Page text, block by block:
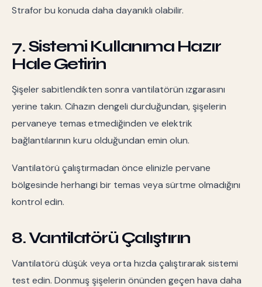
Strafor bu konuda daha dayanıklı olabilir.
7. Sistemi Kullanıma Hazır
Hale Getirin
Şişeler sabitlendikten sonra vantilatörün ızgarasını
yerine takın. Cihazın dengeli durduğundan, şişelerin
pervaneye temas etmediğinden ve elektrik
bağlantılarının kuru olduğundan emin olun.
Vantilatörü çalıştırmadan önce elinizle pervane
bölgesinde herhangi bir temas veya sürtme olmadığını
kontrol edin.
8. Vantilatörü Çalıştırın
Vantilatörü düşük veya orta hızda çalıştırarak sistemi
test edin. Donmuş şişelerin önünden geçen hava daha